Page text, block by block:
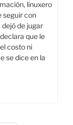
linuxero
seguir con
de jugar
que le
costo ni
se dice en la